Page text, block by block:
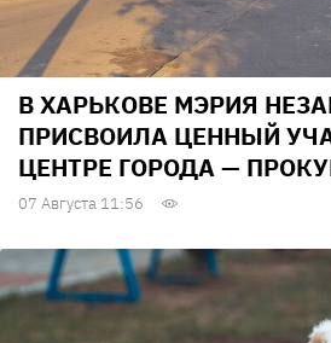
В ХАРЬКОВЕ МЭРИЯ
ПРИСВОИЛА ЦЕННЫЙ
ЦЕНТРЕ ГОРОДА —
07 Августа 11:56